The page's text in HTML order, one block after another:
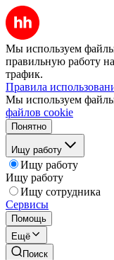
Мы используем
правильную работу
трафик.
Правила
Мы используем
файлов cookie
Понятно
Ищу работу
Ищу работу
Ищу работу
Ищу сотрудника
Сервисы
Помощь
Ещё
Поиск